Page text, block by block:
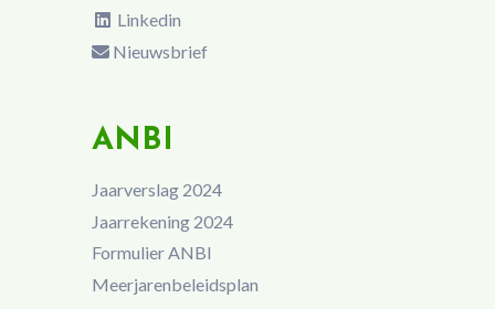
Linkedin
Nieuwsbrief
ANBI
Jaarverslag 2024
Jaarrekening 2024
Formulier ANBI
Meerjarenbeleidsplan